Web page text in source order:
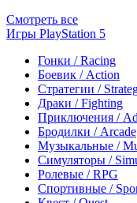
Смотреть все
Игры PlayStation 5
Гонки / Racing
Боевик / Action
Стратегии /
Драки / Fighting
Приключения /
Бродилки / Arcade
Музыкальные /
Симуляторы /
Ролевые / RPG
Спортивные /